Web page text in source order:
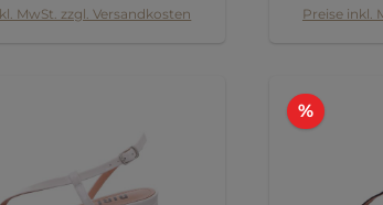
MwSt. zzgl. Versandkosten
Preise inkl.
%Rabatt